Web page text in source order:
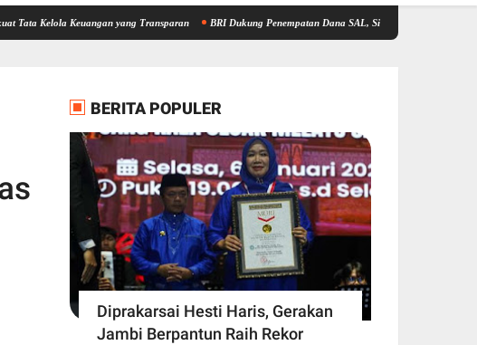
Keuangan yang Transparan BRI Dukung Penempatan Dana SAL, Siap Perkuat Kredit UMKM dan
BERITA POPULER
Diprakarsai Hesti Haris, Gerakan
Jambi Berpantun Raih Rekor